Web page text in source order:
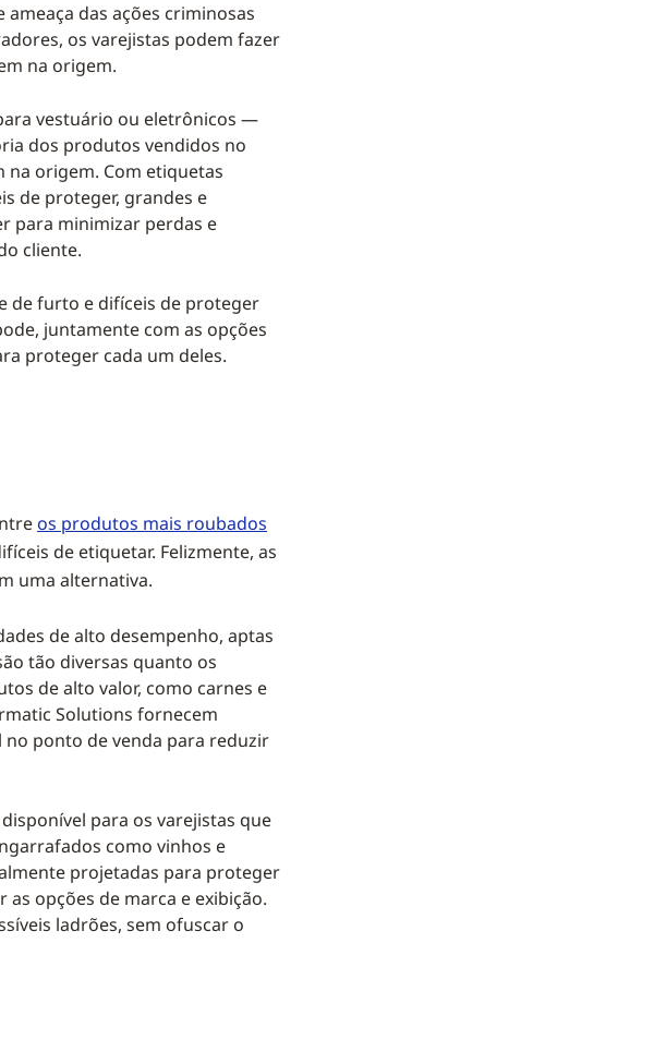
das ações criminosas
os varejistas podem fazer
na origem.
vestuário ou eletrônicos —
dos produtos vendidos no
origem. Com etiquetas
de proteger, grandes e
para minimizar perdas e
cliente.
de furto e difíceis de proteger
juntamente com as opções
proteger cada um deles.
os produtos mais roubados
de etiquetar. Felizmente, as
uma alternativa.
de alto desempenho, aptas
tão diversas quanto os
de alto valor, como carnes e
Solutions fornecem
ponto de venda para reduzir
para os varejistas que
como vinhos e
projetadas para proteger
opções de marca e exibição.
ladrões, sem ofuscar o